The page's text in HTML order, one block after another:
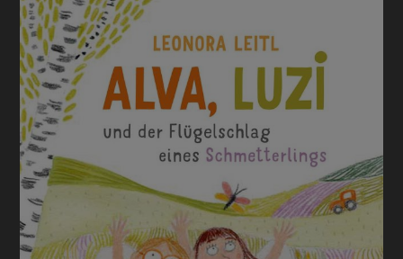
KINDER- & JUGENDBUCH
VERLAG
IDEEN & BEGLEITMATERIAL